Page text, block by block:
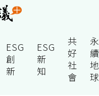
ESG
創
新
ESG
新
知
共
好
社
會
永
續
地
球